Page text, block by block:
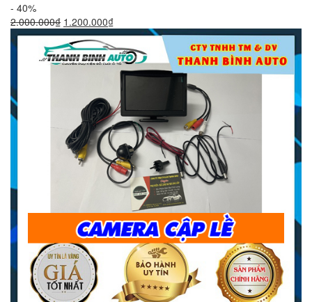
- 40%
2.000.000₫ Giá
gốc
là:
2.000.000₫.
1.200.000₫Giá
hiện
tại
là:
1.200.000₫.